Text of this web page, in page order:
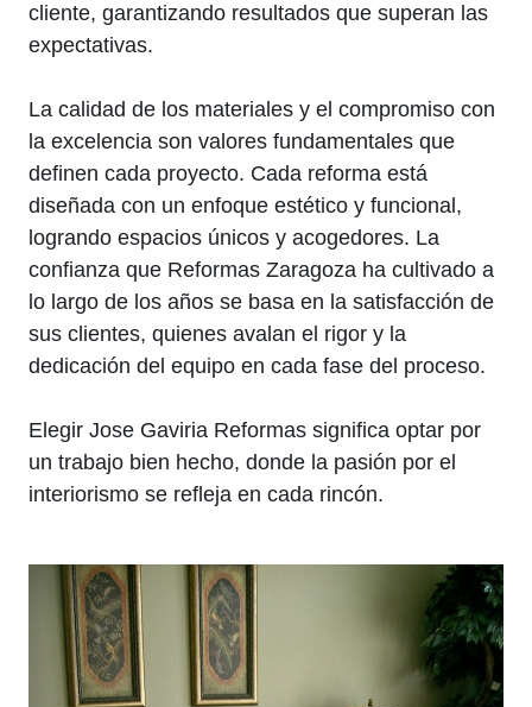
cliente, garantizando resultados que superan las
expectativas.
La calidad de los materiales y el compromiso con
la excelencia son valores fundamentales que
definen cada proyecto. Cada reforma está
diseñada con un enfoque estético y funcional,
logrando espacios únicos y acogedores. La
confianza que Reformas Zaragoza ha cultivado a
lo largo de los años se basa en la satisfacción de
sus clientes, quienes avalan el rigor y la
dedicación del equipo en cada fase del proceso.
Elegir Jose Gaviria Reformas significa optar por
un trabajo bien hecho, donde la pasión por el
interiorismo se refleja en cada rincón.